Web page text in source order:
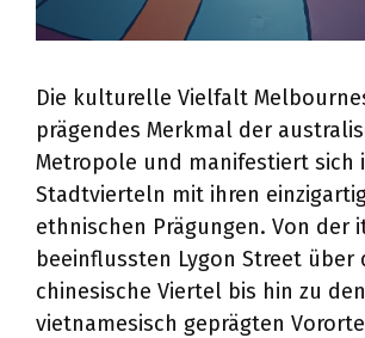
Die kulturelle Vielfalt
prägendes Merkmal der
Metropole und manifestiert sich
Stadtvierteln mit ihren
ethnischen Prägungen. Von der
beeinflussten Lygon Street über
chinesische Viertel bis hin zu den
vietnamesisch geprägten